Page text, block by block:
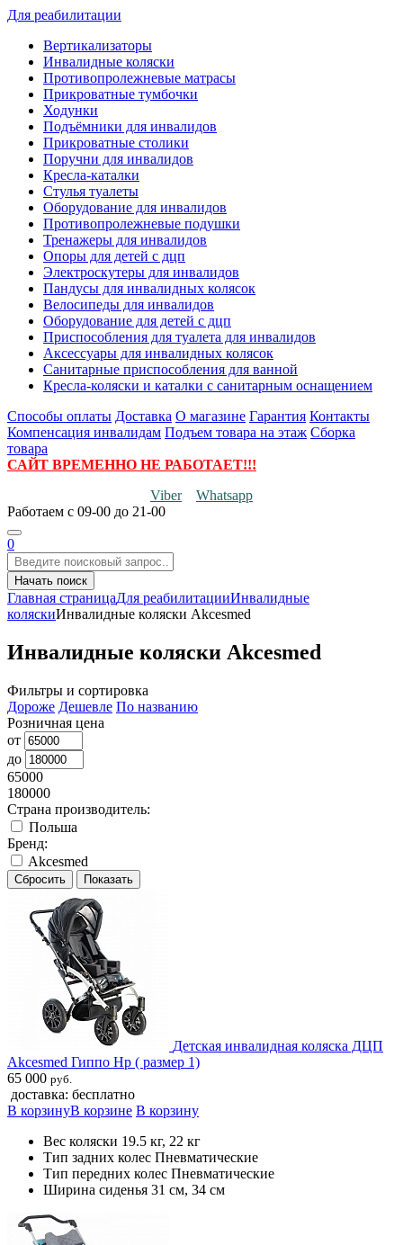
Для реабилитации
Вертикализаторы
Инвалидные коляски
Противопролежневые матрасы
Прикроватные тумбочки
Ходунки
Подъёмники для инвалидов
Прикроватные столики
Поручни для инвалидов
Кресла-каталки
Стулья туалеты
Оборудование для инвалидов
Противопролежневые подушки
Тренажеры для инвалидов
Опоры для детей с дцп
Электроскутеры для инвалидов
Пандусы для инвалидных колясок
Велосипеды для инвалидов
Оборудование для детей с дцп
Приспособления для туалета для инвалидов
Аксессуары для инвалидных колясок
Санитарные приспособления для ванной
Кресла-коляски и каталки с санитарным оснащением
Способы оплаты Доставка О магазине Гарантия Контакты
Компенсация инвалидам Подъем товара на этаж Сборка
товара
САЙТ ВРЕМЕННО НЕ РАБОТАЕТ!!!
Viber
Whatsapp
Работаем с 09-00 до 21-00
0
Начать поиск
Главная страницаДля реабилитацииИнвалидные
коляскиИнвалидные коляски Akcesmed
Инвалидные коляски Akcesmed
Фильтры и сортировка
Дороже Дешевле По названию
Розничная цена
от
до
65000
180000
Страна производитель:
Польша
Бренд:
Akcesmed
Детская инвалидная коляска ДЦП
Akcesmed Гиппо Hp ( размер 1)
65 000 руб.
доставка: бесплатно
В корзинуВ корзине В корзину
Вес коляски 19.5 кг, 22 кг
Тип задних колес Пневматические
Тип передних колес Пневматические
Ширина сиденья 31 см, 34 см